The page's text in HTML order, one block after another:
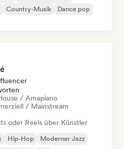
Country-Musik
Dance pop
/ Amapiano
/ Mainstream
oder Reels über Künstler
Hip-Hop Moderner Jazz